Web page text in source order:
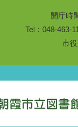
開庁時
Tel：048-
市